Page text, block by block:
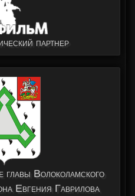
партнер
Волоколамского
Евгения Гаврилова